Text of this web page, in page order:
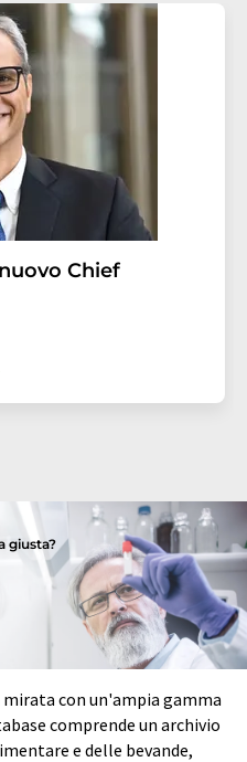
Chief
giusta?
con un'ampia gamma
comprende un archivio
e delle bevande,